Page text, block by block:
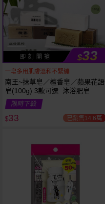
立刻送
即 刻 開 搶 $33
一皂多用肌膚溫和不緊繃
南王~抹草皂／檀香皂／蘋果花語
皂(100g) 3款可選 沐浴肥皂
限時下殺
$33 已銷售14.6萬